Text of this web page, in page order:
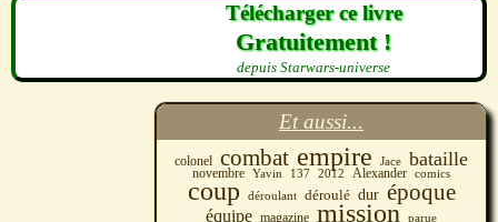
Télécharger ce livre
Gratuitement !
depuis Starwars-universe
Et aussi...
colonel combat empire Jace bataille
novembre Yavin 137 2012 Alexander comics
coup déroulant déroulé dur époque
équipe magazine mission parue